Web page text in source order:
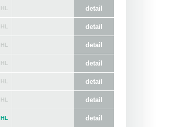
HL detail
HL detail
HL detail
HL detail
HL detail
HL detail
HL detail